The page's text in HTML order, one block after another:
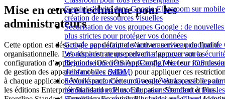
Gemini s'invite dans Google Classroom sur
création de ressources visuelles
Sécurisation de vos groupes Google : de
plus strictes pour protéger vos données
Google apps script devient un service principal de
Workspace : ce que cela change pour votre
Rejoindre une réunion Google Meet sur iOS
d'enfant avec Safari
Sécurité renforcée sur Google Workspace : les
réinitialisation de mot de passe s'étendent à tous
Mise en œuvre technique pour les
administrateurs
Cette option est désactivée par défaut et s’active au niveau de l’unité
organisationnelle. Les administrateurs peuvent s’appuyer sur la
configuration d’applications iOS (iOS AppConfig) via leur
de gestion des appareils mobiles (MDM) pour appliquer ces
à chaque application Workspace. Cette nouveauté est accessible pour
les éditions Enterprise Standard et Plus, Education Standard et Plus,